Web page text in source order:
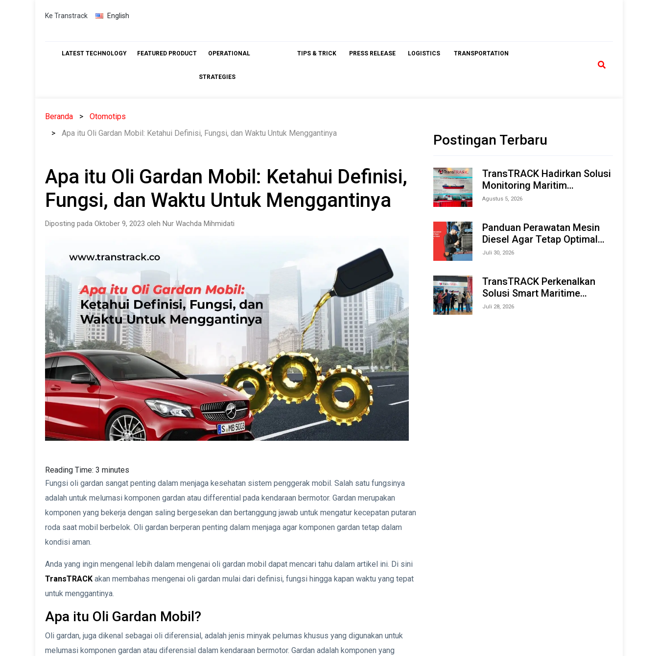
Skip
Ke Transtrack English
LATEST TECHNOLOGY FEATURED PRODUCT OPERATIONAL
STRATEGIES
TIPS & TRICK PRESS RELEASE LOGISTICS TRANSPORTATION
Beranda
Otomotips
Apa itu Oli Gardan Mobil: Ketahui Definisi, Fungsi, dan Waktu Untuk Menggantinya
Apa itu Oli Gardan Mobil: Ketahui Definisi,
Fungsi, dan Waktu Untuk Menggantinya
Diposting pada Oktober 9, 2023 oleh Nur Wachda Mihmidati
Reading Time: 3 minutes
Fungsi oli gardan sangat penting dalam menjaga kesehatan sistem penggerak mobil. Salah satu fungsinya
adalah untuk melumasi komponen gardan atau differential pada kendaraan bermotor. Gardan merupakan
komponen yang bekerja dengan saling bergesekan dan bertanggung jawab untuk mengatur kecepatan putaran
roda saat mobil berbelok. Oli gardan berperan penting dalam menjaga agar komponen gardan tetap dalam
kondisi aman.
Anda yang ingin mengenal lebih dalam mengenai oli gardan mobil dapat mencari tahu dalam artikel ini. Di sini
TransTRACK akan membahas mengenai oli gardan mulai dari definisi, fungsi hingga kapan waktu yang tepat
untuk menggantinya.
Apa itu Oli Gardan Mobil?
Oli gardan, juga dikenal sebagai oli diferensial, adalah jenis minyak pelumas khusus yang digunakan untuk
melumasi komponen gardan atau diferensial dalam kendaraan bermotor. Gardan adalah komponen yang
Postingan Terbaru
TransTRACK Hadirkan Solusi
Monitoring Maritim
Terintegrasi Berbasis AI &
Offshore Expo (IMOX) 2026
Agustus 5, 2026
Panduan Perawatan Mesin
Diesel Agar Tetap Optimal
dan Tahan Lama
Juli 30, 2026
TransTRACK Perkenalkan
Solusi Smart Maritime
Monitoring Berbasis AI dan
Juli 28, 2026